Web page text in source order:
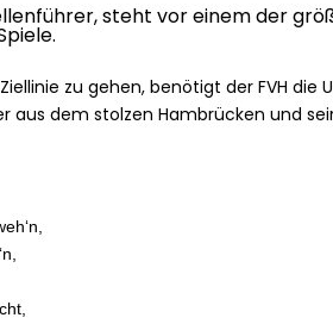
steht vor einem der
zu gehen, benötigt der FVH
aus dem stolzen Hambrücken und